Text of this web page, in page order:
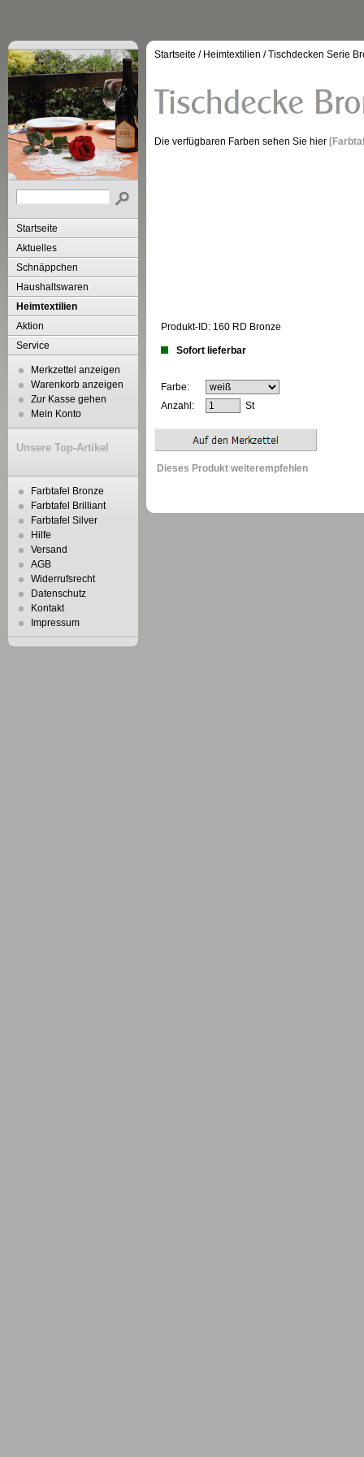
Startseite
Aktuelles
Schnäppchen
Haushaltswaren
Heimtextilien
Aktion
Service
Merkzettel anzeigen
Warenkorb anzeigen
Zur Kasse gehen
Mein Konto
Unsere Top-Artikel
Farbtafel Bronze
Farbtafel Brilliant
Farbtafel Silver
Hilfe
Versand
AGB
Widerrufsrecht
Datenschutz
Kontakt
Impressum
Startseite / Heimtextilien /Tischdecken Serie
Die verfügbaren Farben sehen Sie hier
Produkt-ID: 160 RD Bronze
Sofort lieferbar
Farbe:
Anzahl:
St
Dieses Produkt weiterempfehlen